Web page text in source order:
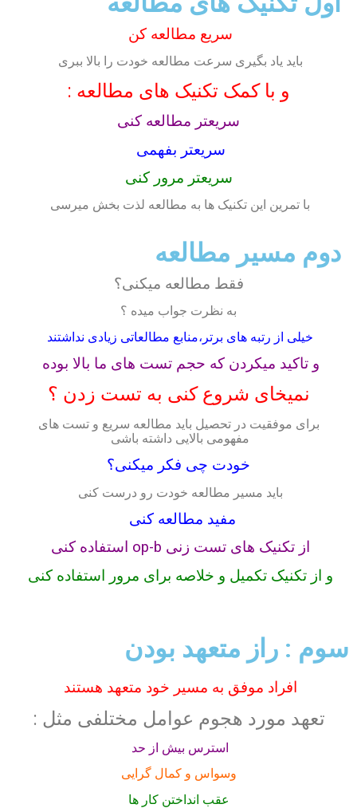
سریع مطالعه کن
باید یاد بگیری سرعت مطالعه خودت را بالا ببری
و با کمک تکنیک های مطالعه :
سریعتر مطالعه کنی
سریعتر بفهمی
سریعتر مرور کنی
با تمرین این تکنیک ها به مطالعه لذت بخش میرسی
دوم مسیر مطالعه
فقط مطالعه میکنی؟
به نظرت جواب میده ؟
خیلی از رتبه های برتر،منابع مطالعاتی زیادی نداشتند
و تاکید میکردن که حجم تست های ما بالا بوده
نمیخای شروع کنی به تست زدن ؟
برای موفقیت در تحصیل باید مطالعه سریع و تست های
مفهومی بالایی داشته باشی
خودت چی فکر میکنی؟
باید مسیر مطالعه خودت رو درست کنی
مفید مطالعه کنی
از تکنیک های تست زنی op-b استفاده کنی
و از تکنیک تکمیل و خلاصه برای مرور استفاده کنی
سوم : راز متعهد بودن
افراد موفق به مسیر خود متعهد هستند
تعهد مورد هجوم عوامل مختلفی مثل :
استرس بیش از حد
وسواس و کمال گرایی
عقب انداختن کار ها